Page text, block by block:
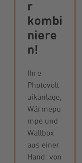
r
kombi
niere
n!
Ihre
Photovolt
aikanlage,
Wärmepu
mpe und
Wallbox
aus einer
Hand: von